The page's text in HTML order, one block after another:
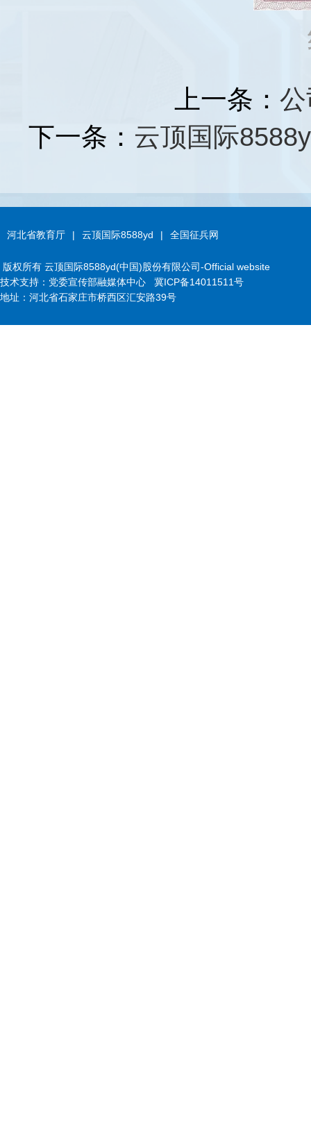
上一条：
下一条： 云顶国际
河北省教育厅 | 云顶国际8588yd | 全国征兵网
版权所有 云顶国际8588yd(中国)股份有限公司-Official website
技术支持：党委宣传部融媒体中心 冀ICP备14011511号
地址：河北省石家庄市桥西区汇安路39号